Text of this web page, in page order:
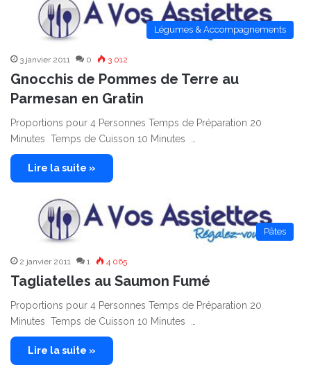
Légumes & Accompagnements
3 janvier 2011 0 3 012
Gnocchis de Pommes de Terre au
Parmesan en Gratin
Proportions pour 4 Personnes Temps de Préparation 20
Minutes Temps de Cuisson 10 Minutes …
Lire la suite »
Pâtes
2 janvier 2011 1 4 065
Tagliatelles au Saumon Fumé
Proportions pour 4 Personnes Temps de Préparation 20
Minutes Temps de Cuisson 10 Minutes …
Lire la suite »